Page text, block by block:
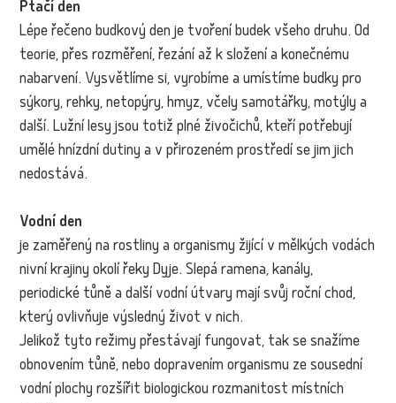
Ptačí den
Lépe řečeno budkový den je tvoření budek všeho druhu. Od
teorie, přes rozměření, řezání až k složení a konečnému
nabarvení. Vysvětlíme si, vyrobíme a umístíme budky pro
sýkory, rehky, netopýry, hmyz, včely samotářky, motýly a
další. Lužní lesy jsou totiž plné živočichů, kteří potřebují
umělé hnízdní dutiny a v přirozeném prostředí se jim jich
nedostává.
Vodní den
je zaměřený na rostliny a organismy žijící v mělkých vodách
nivní krajiny okolí řeky Dyje. Slepá ramena, kanály,
periodické tůně a další vodní útvary mají svůj roční chod,
který ovlivňuje výsledný život v nich.
Jelikož tyto režimy přestávají fungovat, tak se snažíme
obnovením tůně, nebo dopravením organismu ze sousední
vodní plochy rozšířit biologickou rozmanitost místních